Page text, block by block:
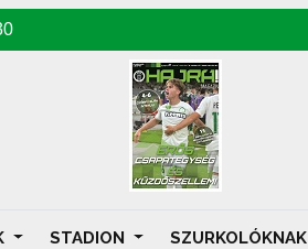
STADION SZURKOLÓKNAK